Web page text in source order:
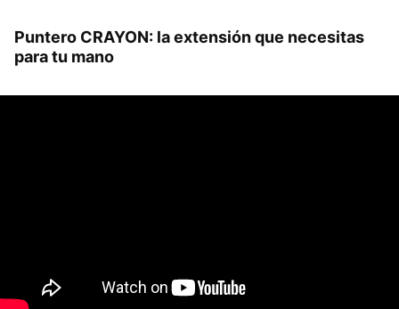
Puntero CRAYON: la extensión que necesitas
para tu mano